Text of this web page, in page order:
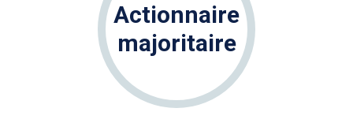
Actionnaire
majoritaire